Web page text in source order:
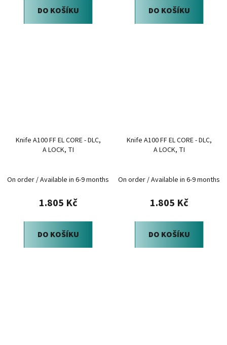
DO KOŠÍKU DO KOŠÍKU
Knife A100 FF EL CORE - DLC,
A LOCK, TI
On order / Available in 6-9 months
1.805 Kč
DO KOŠÍKU
Knife A100 FF EL CORE - DLC,
A LOCK, TI
On order / Available in 6-9 months
1.805 Kč
DO KOŠÍKU